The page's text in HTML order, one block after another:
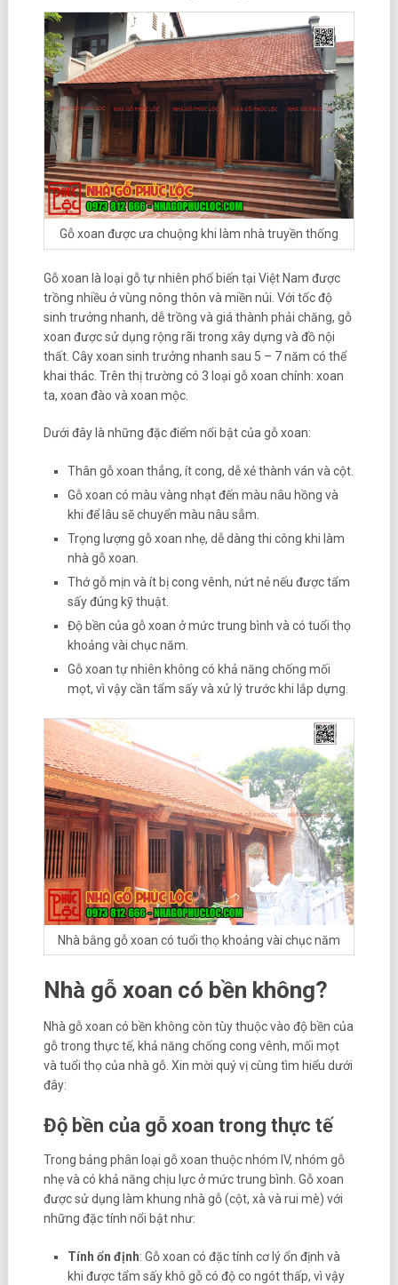
Gỗ xoan được ưa chuộng khi làm nhà truyền thống
Gỗ xoan là loại gỗ tự nhiên phổ biến tại Việt Nam được
trồng nhiều ở vùng nông thôn và miền núi. Với tốc độ
sinh trưởng nhanh, dễ trồng và giá thành phải chăng, gỗ
xoan được sử dụng rộng rãi trong xây dựng và đồ nội
thất. Cây xoan sinh trưởng nhanh sau 5 – 7 năm có thể
khai thác. Trên thị trường có 3 loại gỗ xoan chính: xoan
ta, xoan đào và xoan mộc.
Dưới đây là những đặc điểm nổi bật của gỗ xoan:
Thân gỗ xoan thẳng, ít cong, dễ xẻ thành ván và cột.
Gỗ xoan có màu vàng nhạt đến màu nâu hồng và
khi để lâu sẽ chuyển màu nâu sẫm.
Trọng lượng gỗ xoan nhẹ, dễ dàng thi công khi làm
nhà gỗ xoan.
Thớ gỗ mịn và ít bị cong vênh, nứt nẻ nếu được tẩm
sấy đúng kỹ thuật.
Độ bền của gỗ xoan ở mức trung bình và có tuổi thọ
khoảng vài chục năm.
Gỗ xoan tự nhiên không có khả năng chống mối
mọt, vì vậy cần tẩm sấy và xử lý trước khi lắp dựng.
Nhà bằng gỗ xoan có tuổi thọ khoảng vài chục năm
Nhà gỗ xoan có bền không?
Nhà gỗ xoan có bền không còn tùy thuộc vào độ bền của
gỗ trong thực tế, khả năng chống cong vênh, mối mọt
và tuổi thọ của nhà gỗ. Xin mời quý vị cùng tìm hiểu dưới
đây:
Độ bền của gỗ xoan trong thực tế
Trong bảng phân loại gỗ xoan thuộc nhóm IV, nhóm gỗ
nhẹ và có khả năng chịu lực ở mức trung bình. Gỗ xoan
được sử dụng làm khung nhà gỗ (cột, xà và rui mè) với
những đặc tính nổi bật như:
Tính ổn định: Gỗ xoan có đặc tính cơ lý ổn định và
khi được tẩm sấy khô gỗ có độ co ngót thấp, vì vậy